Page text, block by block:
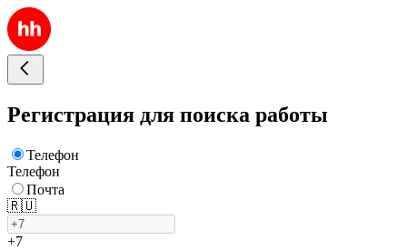
Регистрация для поиска работы
Телефон
Телефон
Почта
🇷🇺
+7